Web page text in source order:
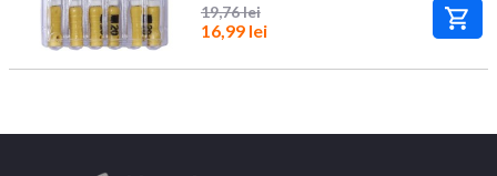
19,76 lei
16,99 lei